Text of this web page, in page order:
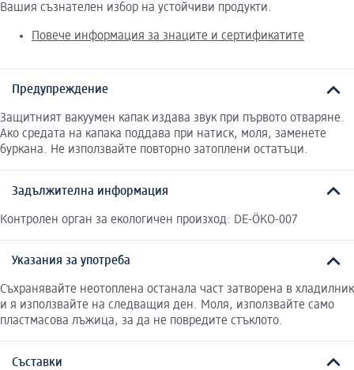
Вашия съзнателен избор на устойчиви продукти.
Повече информация за знаците и сертификатите
Предупреждение
Защитният вакуумен капак издава звук при първото отваряне.
Ако средата на капака поддава при натиск, моля, заменете
буркана. Не използвайте повторно затоплени остатъци.
Задължителна информация
Контролен орган за екологичен произход: DE-ÖKO-007
Указания за употреба
Съхранявайте неотоплена останала част затворена в хладилник
и я използвайте на следващия ден. Моля, използвайте само
пластмасова лъжица, за да не повредите стъклото.
Съставки